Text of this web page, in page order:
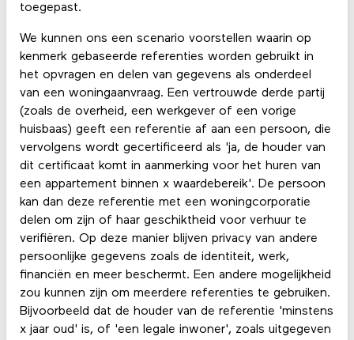
toegepast.
We kunnen ons een scenario voorstellen waarin op
kenmerk gebaseerde referenties worden gebruikt in
het opvragen en delen van gegevens als onderdeel
van een woningaanvraag. Een vertrouwde derde partij
(zoals de overheid, een werkgever of een vorige
huisbaas) geeft een referentie af aan een persoon, die
vervolgens wordt gecertificeerd als 'ja, de houder van
dit certificaat komt in aanmerking voor het huren van
een appartement binnen x waardebereik'. De persoon
kan dan deze referentie met een woningcorporatie
delen om zijn of haar geschiktheid voor verhuur te
verifiëren. Op deze manier blijven privacy van andere
persoonlijke gegevens zoals de identiteit, werk,
financiën en meer beschermt. Een andere mogelijkheid
zou kunnen zijn om meerdere referenties te gebruiken.
Bijvoorbeeld dat de houder van de referentie 'minstens
x jaar oud' is, of 'een legale inwoner', zoals uitgegeven